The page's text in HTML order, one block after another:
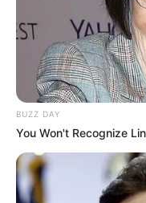
Edivana Crochê
BUZZ DAY
You Won't Recognize